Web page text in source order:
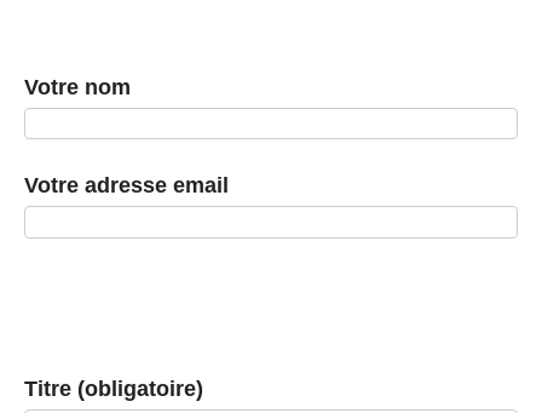
Votre nom
Votre adresse email
Titre (obligatoire)